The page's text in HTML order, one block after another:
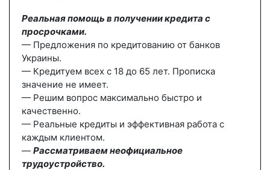
Реальная помощь в получении кредита с
просрочками.
— Предложения по кредитованию от банков
Украины.
— Кредитуем всех с 18 до 65 лет. Прописка
значение не имеет.
— Решим вопрос максимально быстро и
качественно.
— Реальные кредиты и эффективная работа с
каждым клиентом.
— Рассматриваем неофициальное
трудоустройство.